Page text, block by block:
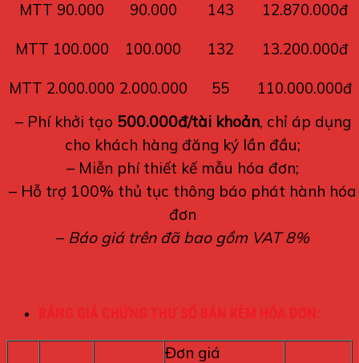
MTT 90.000 90.000 143 12.870.000đ
MTT 100.000 100.000 132 13.200.000đ
MTT 2.000.000 2.000.000 55 110.000.000đ
– Phí khởi tạo 500.000đ/tài khoản, chỉ áp dụng
cho khách hàng đăng ký lần đầu;
– Miễn phí thiết kế mẫu hóa đơn;
– Hỗ trợ 100% thủ tục thông báo phát hành hóa
đơn
– Báo giá trên đã bao gồm VAT 8%
BẢNG GIÁ CHỨNG THƯ SỐ BÁN KÈM HÓA ĐƠN:
Đơn giá